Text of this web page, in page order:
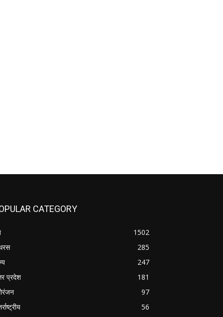
CATEGORY
1502
285
247
प्रदेश
181
97
56